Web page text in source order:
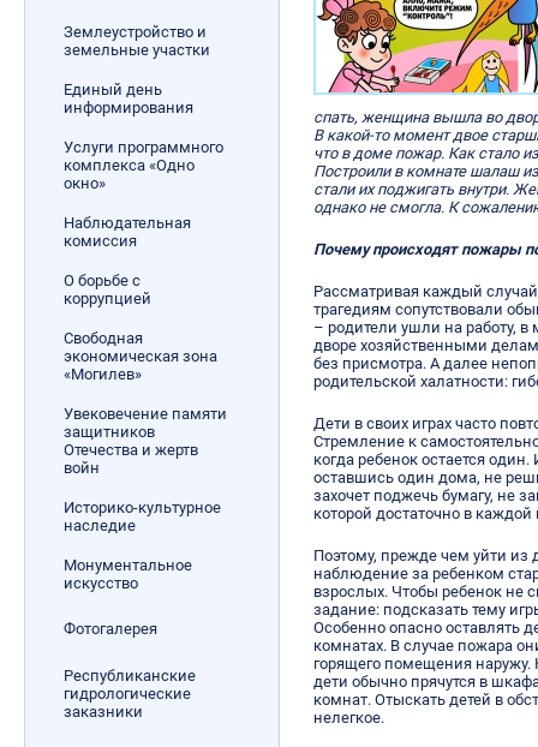
Землеустройство и
земельные участки
Единый день
информирования
Услуги программного
комплекса «Одно
окно»
Наблюдательная
комиссия
О борьбе с
коррупцией
Свободная
экономическая зона
«Могилев»
Увековечение памяти
защитников
Отечества и жертв
войн
Историко-культурное
наследие
Монументальное
искусство
Фотогалерея
Республиканские
гидрологические
заказники
спать, женщина вышла во
В какой-то момент двое
что в доме пожар. Как стало
Построили в комнате шалаш
стали их поджигать внутри.
однако не смогла. К
Почему происходят пожары
Рассматривая каждый
трагедиям сопутствовали
– родители ушли на работу,
дворе хозяйственными
без присмотра. А далее
родительской халатности:
Дети в своих играх часто
Стремление к
когда ребенок остается
оставшись один дома, не
захочет поджечь бумагу, не
которой достаточно в каждой
Поэтому, прежде чем уйти из
наблюдение за ребенком
взрослых. Чтобы ребенок не
задание: подсказать тему
Особенно опасно оставлять
комнатах. В случае пожара
горящего помещения наружу.
дети обычно прячутся в
комнат. Отыскать детей в
нелегкое.